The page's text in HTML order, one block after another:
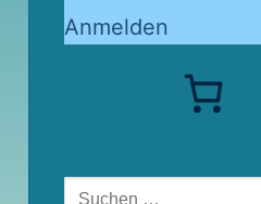
Anmelden
Suchen